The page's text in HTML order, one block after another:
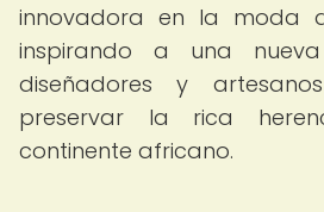
innovadora en la moda
inspirando a una
diseñadores y
preservar la rica
continente africano.